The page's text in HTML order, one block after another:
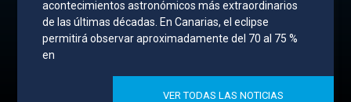
acontecimientos astronómicos más extraordinarios
de las últimas décadas. En Canarias, el eclipse
permitirá observar aproximadamente del 70 al 75 %
en
VER TODAS LAS NOTICIAS